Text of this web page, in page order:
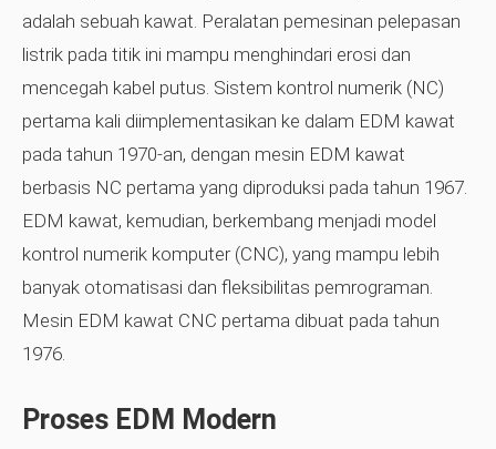
adalah sebuah kawat. Peralatan pemesinan pelepasan
listrik pada titik ini mampu menghindari erosi dan
mencegah kabel putus. Sistem kontrol numerik (NC)
pertama kali diimplementasikan ke dalam EDM kawat
pada tahun 1970-an, dengan mesin EDM kawat
berbasis NC pertama yang diproduksi pada tahun 1967.
EDM kawat, kemudian, berkembang menjadi model
kontrol numerik komputer (CNC), yang mampu lebih
banyak otomatisasi dan fleksibilitas pemrograman.
Mesin EDM kawat CNC pertama dibuat pada tahun
1976.
Proses EDM Modern